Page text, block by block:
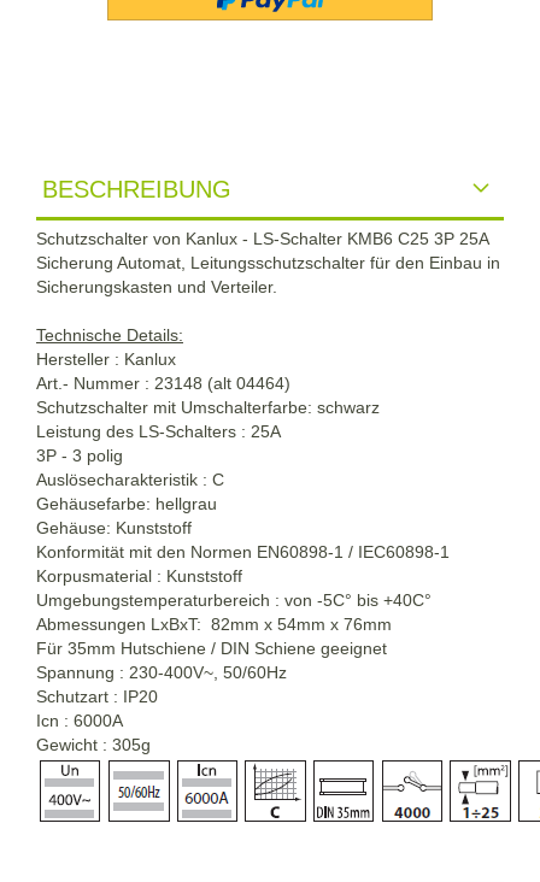
BESCHREIBUNG
Schutzschalter von Kanlux - LS-Schalter KMB6 C25 3P 25A
Sicherung Automat, Leitungsschutzschalter für den Einbau in
Sicherungskasten und Verteiler.
Technische Details:
Hersteller : Kanlux
Art.- Nummer : 23148 (alt 04464)
Schutzschalter mit Umschalterfarbe: schwarz
Leistung des LS-Schalters : 25A
3P - 3 polig
Auslösecharakteristik : C
Gehäusefarbe: hellgrau
Gehäuse: Kunststoff
Konformität mit den Normen EN60898-1 / IEC60898-1
Korpusmaterial : Kunststoff
Umgebungstemperaturbereich : von -5C° bis +40C°
Abmessungen LxBxT: 82mm x 54mm x 76mm
Für 35mm Hutschiene / DIN Schiene geeignet
Spannung : 230-400V~, 50/60Hz
Schutzart : IP20
Icn : 6000A
Gewicht : 305g